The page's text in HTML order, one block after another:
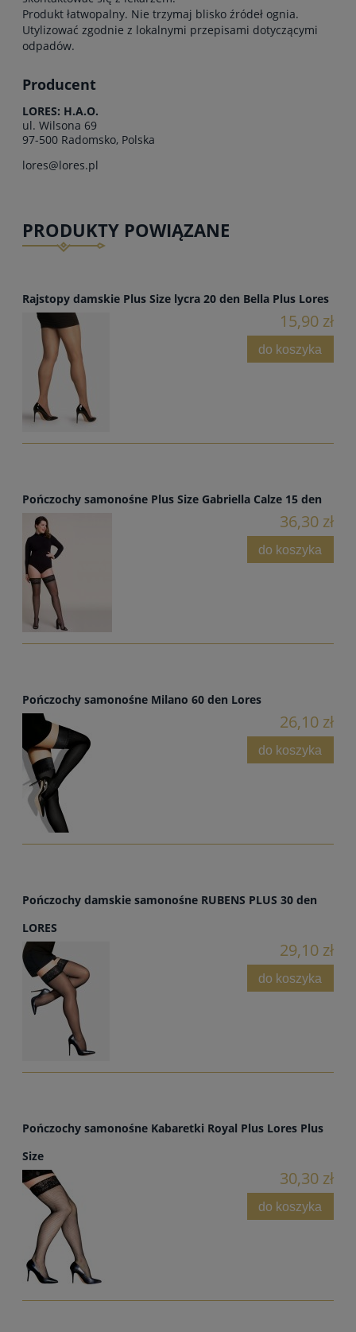
Produkt łatwopalny. Nie trzymaj blisko źródeł ognia.
Utylizować zgodnie z lokalnymi przepisami dotyczącymi
odpadów.
Producent
LORES: H.A.O.
ul. Wilsona 69
97-500 Radomsko, Polska
lores@lores.pl
PRODUKTY POWIĄZANE
Rajstopy damskie Plus Size lycra 20 den Bella Plus Lores
15,90 zł
do koszyka
Pończochy samonośne Plus Size Gabriella Calze 15 den
36,30 zł
do koszyka
Pończochy samonośne Milano 60 den Lores
26,10 zł
do koszyka
Pończochy damskie samonośne RUBENS PLUS 30 den
LORES
29,10 zł
do koszyka
Pończochy samonośne Kabaretki Royal Plus Lores Plus
Size
30,30 zł
do koszyka